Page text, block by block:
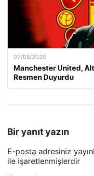
07/08/2026
Manchester United,
Resmen Duyurdu
Bir yanıt yazın
E-posta adresiniz
ile işaretlenmişlerdir